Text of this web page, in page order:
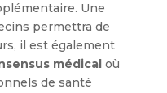
Une
permettra de
il est également
médicaloù
de santé